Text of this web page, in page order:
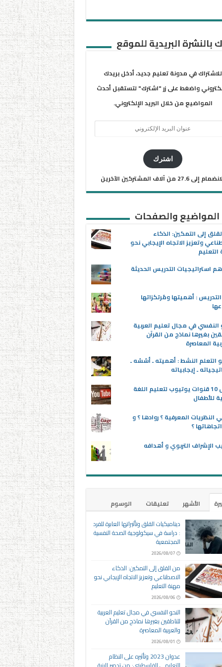
بالنشرة البريدية للموقع
للاشتراك في مدونة تعليم جديد، أدخل بريدك
واضغط على زر "اشترك" لتستقبل أحدث
المواضيع من خلال البريد الإلكتروني.
اشترك
إلى 27.6 من آلاف المشتركين الآخرين
المواضيع والصفحات
إلى التمكين: الذكاء
وتعزيز الاتجاه الإيجابي نحو
استراتيجيات التدريس الحديثة
: أهميتها ومُرتكزاتها
النفسي في مجال تعليم العربية
بغيرها نماذج من القرآن
المعاصرة
التعلم النشط : أهميته ـ أسُسُه ـ
ـ إيجابياته
أفضل 10 قنوات يوتيوب لتعليم اللغة
للأطفال
النظريات المعرفية ؟ روادها ؟ و
؟
الإشراف التربوي و أهدافه
الأشهر تعليقات
الوسوم
ديناميكيات القلق وتأثيراتها العابرة للفرد
: دراسة في سيكولوجية الصحة النفسية
المجتمعية
2026/08/07
من القلق إلى التمكين: الذكاء
الاصطناعي وتعزيز الاتجاه الإيجابي نحو
مهنة التعليم
2026/08/06
النحو النفسي في مجال تعليم العربية
للناطقين بغيرها نماذج من القرآن
والعربية المعاصرة
2026/08/01
عدوان 2023 وتأثيره على النظام